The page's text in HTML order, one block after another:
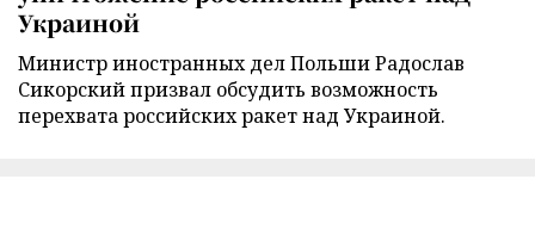
Украиной
Министр иностранных дел Польши Радослав
Сикорский призвал обсудить возможность
перехвата российских ракет над Украиной.